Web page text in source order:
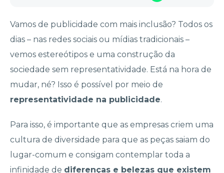
Vamos de publicidade com mais inclusão? Todos os
dias – nas redes sociais ou mídias tradicionais –
vemos estereótipos e uma construção da
sociedade sem representatividade. Está na hora de
mudar, né? Isso é possível por meio de
representatividade na publicidade.
Para isso, é importante que as empresas criem uma
cultura de diversidade para que as peças saiam do
lugar-comum e consigam contemplar toda a
infinidade de diferenças e belezas que existem